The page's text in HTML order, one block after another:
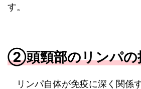
す。
②頭頸部のリンパの
リンパ自体が免疫に深く関係